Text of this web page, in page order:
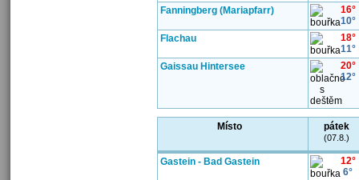
Fanningberg (Mariapfarr)
16°
10°
Flachau
18°
11°
Gaissau Hintersee
20°
12°
Místo pátek
(07.8.)
Gastein - Bad Gastein
12°
6°